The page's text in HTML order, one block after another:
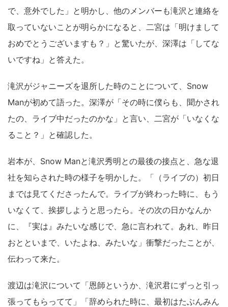
で、意外でした」と明かし、他のメンバーも滝沢と連絡を
取っていないことが明らかになると、二宮は「明けまして
おめでとうございますも？」と驚いたが、深澤は「してな
いですね」と答えた。
滝沢がジャニーズを退所した時のことについて、Snow
Manが初めて語った。深澤が「その時に僕らも、聞かされ
たの、ライブ中だったのかな」と言い、二宮が「いなくな
ること？」と確認した。
岩本が、Snow Manと滝沢秀明との最後の接点と、急な退
社を知らされた時の様子を明かした。「（ライブの）初日
までは見てくださったんで。ライブが終わった時に、もう
いなくて、挨拶しようと思ったら。その次の日かなんか
に、『実は』みたいな感じで、急に言われて。あれ、昨日
おとといまで、いたよね、みたいな」衝撃だったことが、
伝わって来た。
渡辺は滝沢について「恩師というか、滝沢君にずっと引っ
張ってもらってて」「辞められた時に、最初はたぶんみん